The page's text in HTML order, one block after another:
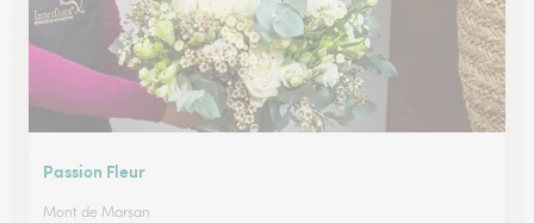
Passion Fleur
Mont de Marsan